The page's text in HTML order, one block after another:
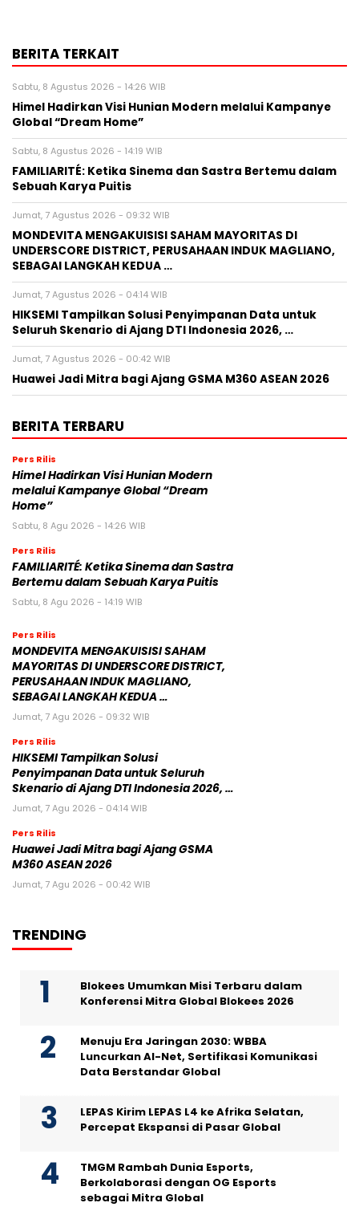
BERITA TERKAIT
Sabtu, 8 Agustus 2026 - 14:26 WIB
Himel Hadirkan Visi Hunian Modern melalui Kampanye
Global “Dream Home”
Sabtu, 8 Agustus 2026 - 14:19 WIB
FAMILIARITÉ: Ketika Sinema dan Sastra Bertemu dalam
Sebuah Karya Puitis
Jumat, 7 Agustus 2026 - 09:32 WIB
MONDEVITA MENGAKUISISI SAHAM MAYORITAS DI
UNDERSCORE DISTRICT, PERUSAHAAN INDUK MAGLIANO,
SEBAGAI LANGKAH KEDUA …
Jumat, 7 Agustus 2026 - 04:14 WIB
HIKSEMI Tampilkan Solusi Penyimpanan Data untuk
Seluruh Skenario di Ajang DTI Indonesia 2026, …
Jumat, 7 Agustus 2026 - 00:42 WIB
Huawei Jadi Mitra bagi Ajang GSMA M360 ASEAN 2026
BERITA TERBARU
Pers Rilis
Himel Hadirkan Visi Hunian Modern
melalui Kampanye Global “Dream
Home”
Sabtu, 8 Agu 2026 - 14:26 WIB
Pers Rilis
FAMILIARITÉ: Ketika Sinema dan Sastra
Bertemu dalam Sebuah Karya Puitis
Sabtu, 8 Agu 2026 - 14:19 WIB
Pers Rilis
MONDEVITA MENGAKUISISI SAHAM
MAYORITAS DI UNDERSCORE DISTRICT,
PERUSAHAAN INDUK MAGLIANO,
SEBAGAI LANGKAH KEDUA …
Jumat, 7 Agu 2026 - 09:32 WIB
Pers Rilis
HIKSEMI Tampilkan Solusi
Penyimpanan Data untuk Seluruh
Skenario di Ajang DTI Indonesia 2026, …
Jumat, 7 Agu 2026 - 04:14 WIB
Pers Rilis
Huawei Jadi Mitra bagi Ajang GSMA
M360 ASEAN 2026
Jumat, 7 Agu 2026 - 00:42 WIB
TRENDING
Blokees Umumkan Misi Terbaru dalam
Konferensi Mitra Global Blokees 2026
Menuju Era Jaringan 2030: WBBA
Luncurkan AI-Net, Sertifikasi Komunikasi
Data Berstandar Global
LEPAS Kirim LEPAS L4 ke Afrika Selatan,
Percepat Ekspansi di Pasar Global
TMGM Rambah Dunia Esports,
Berkolaborasi dengan OG Esports
sebagai Mitra Global